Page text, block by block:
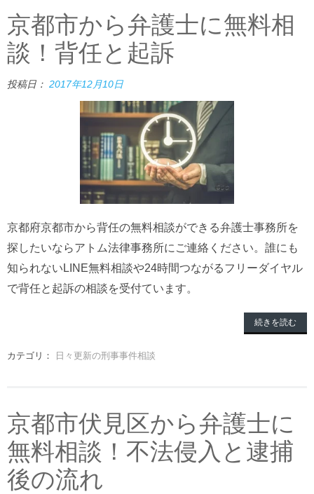
京都市から弁護士に無料相
談！背任と起訴
投稿日： 2017年12月10日
京都府京都市から背任の無料相談ができる弁護士事務所を
探したいならアトム法律事務所にご連絡ください。誰にも
知られないLINE無料相談や24時間つながるフリーダイヤル
で背任と起訴の相談を受付ています。
続きを読む
カテゴリ： 日々更新の刑事事件相談
京都市伏見区から弁護士に
無料相談！不法侵入と逮捕
後の流れ